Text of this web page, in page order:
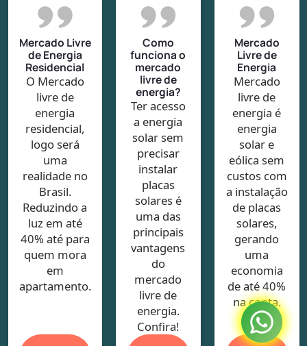
Mercado Livre
de Energia
Residencial
O Mercado
livre de
energia
residencial,
logo será
uma
realidade no
Brasil.
Reduzindo a
luz em até
40% até para
quem mora
em
apartamento.
Como
funciona o
mercado
livre de
energia?
Ter acesso
a energia
solar sem
precisar
instalar
placas
solares é
uma das
principais
vantagens
do
mercado
livre de
energia.
Confira!
Mercado
Livre de
Energia
Mercado
livre de
energia é
energia
solar e
eólica sem
custos com
a instalação
de placas
solares,
gerando
uma
economia
de até 40%
na conta.